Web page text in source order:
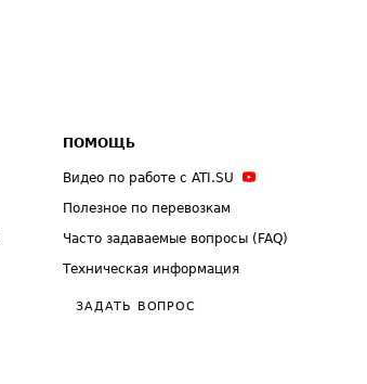
ПОМОЩЬ
Видео по работе с ATI.SU
Полезное по перевозкам
Часто задаваемые вопросы (FAQ)
Техническая информация
ЗАДАТЬ ВОПРОС